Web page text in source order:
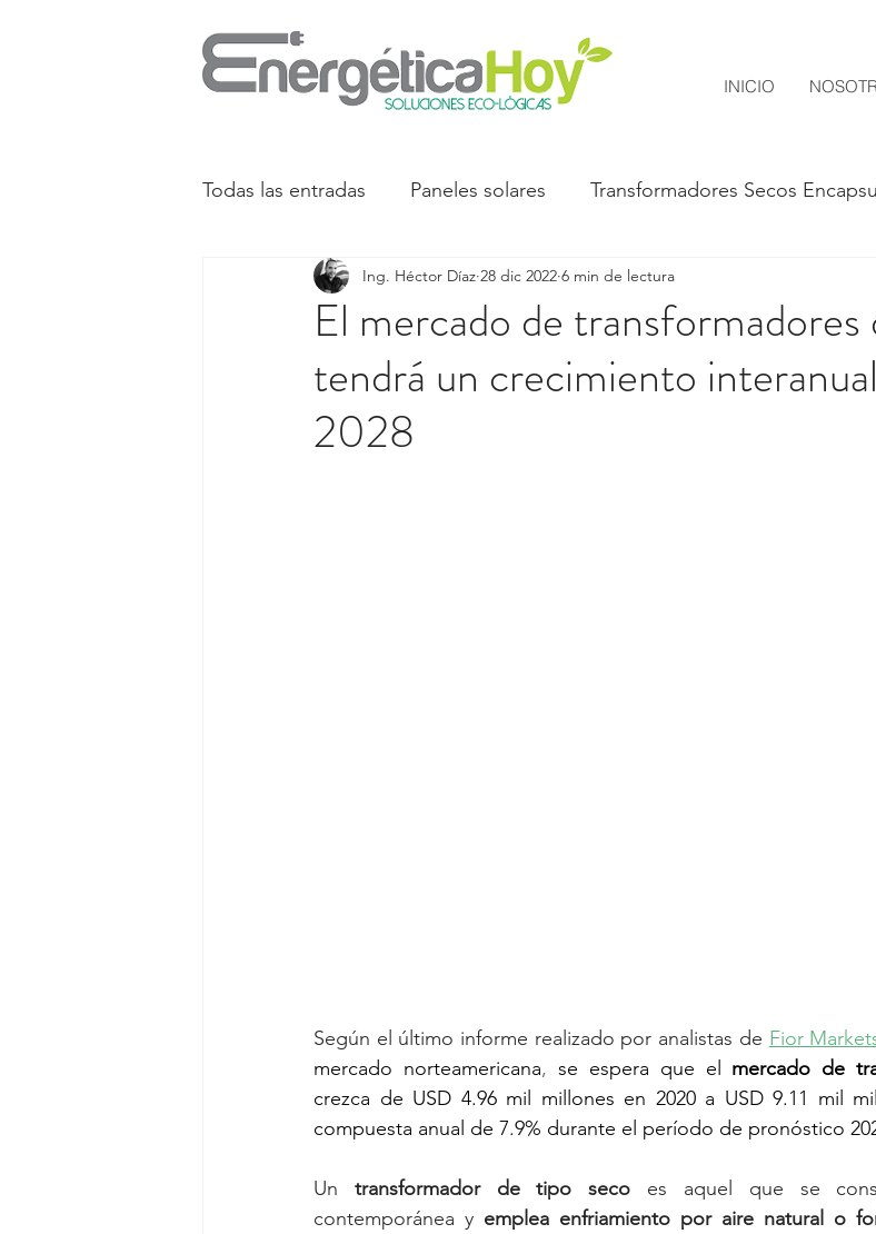
INICIO
Todas las entradas Paneles solares Transformadores Secos
Transformadores Energía y Ambiente
El mercado de transformadores
tendrá un crecimiento
2028
Ing. Héctor Díaz 28 dic 2022 6 min de lectura
Según el último informe realizado por analistas de Fior
mercado norteamericana, se espera que el mercado de
crezca de USD 4.96 mil millones en 2020 a USD 9.11 mil
compuesta anual de 7.9% durante el período de pronóstico
Un transformador de tipo seco es aquel que se
contemporánea y emplea enfriamiento por aire natural o